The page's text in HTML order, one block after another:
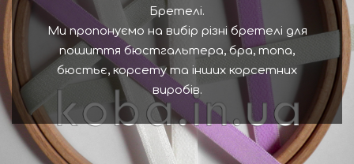
Бретелі.
Ми пропонуємо на вибір різні бретелі для
пошиття бюстгальтера, бра, топа,
бюстьє, корсету та інших корсетних
виробів.